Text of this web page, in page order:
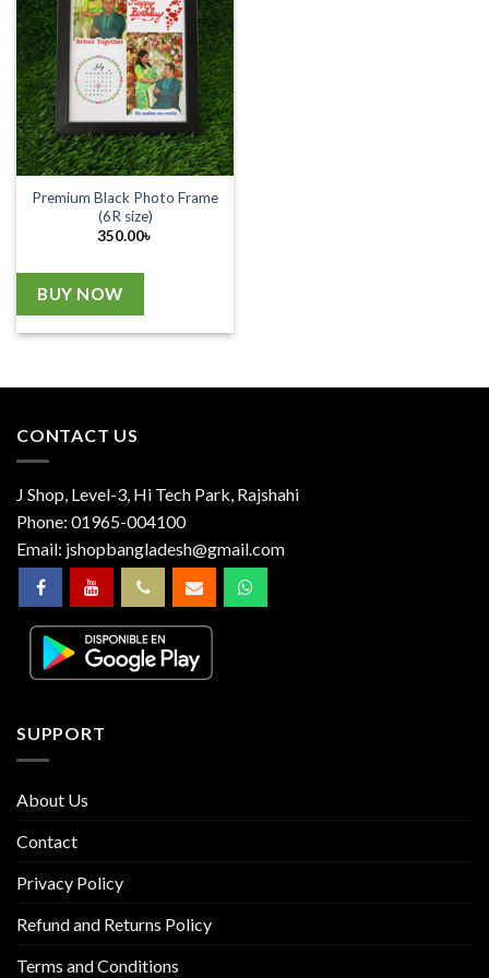
Premium Black Photo Frame
(6R size)
350.00৳
BUY NOW
CONTACT US
J Shop, Level-3, Hi Tech Park, Rajshahi
Phone: 01965-004100
Email: jshopbangladesh@gmail.com
SUPPORT
About Us
Contact
Privacy Policy
Refund and Returns Policy
Terms and Conditions